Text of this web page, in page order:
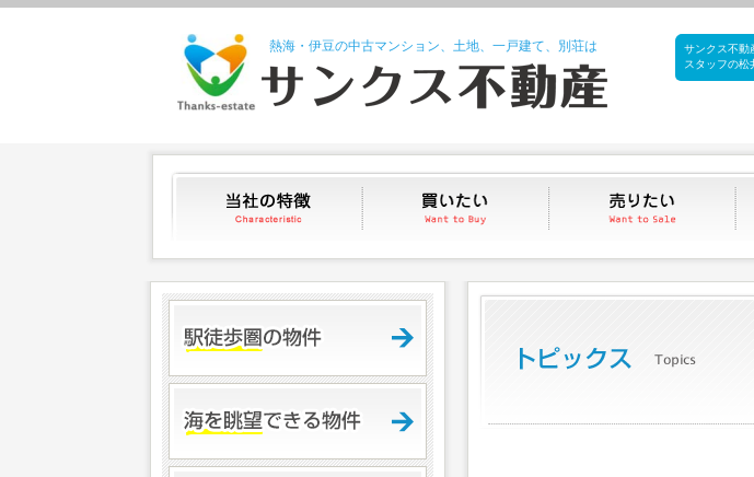
熱海・伊豆の中古マンション、土地、一戸建て、別荘は
サンクス不動産
サンクス不動
スタッフの松
当社の特徴 買いたい 売り